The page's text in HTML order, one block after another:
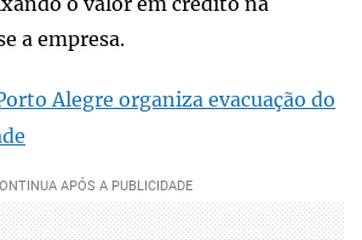
a empresa.
Alegre organiza evacuação do